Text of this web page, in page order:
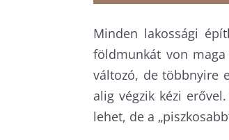
Minden lakossági
földmunkát von
változó, de többnyire
alig végzik kézi
lehet, de a